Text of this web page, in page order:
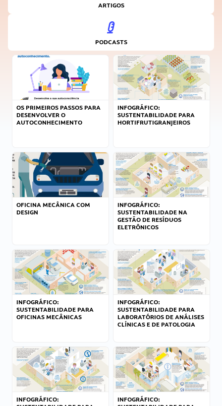
ARTIGOS
PODCASTS
OS PRIMEIROS PASSOS PARA
DESENVOLVER O
AUTOCONHECIMENTO
INFOGRÁFICO:
SUSTENTABILIDADE PARA
HORTIFRUTIGRANJEIROS
OFICINA MECÂNICA COM
DESIGN
INFOGRÁFICO:
SUSTENTABILIDADE NA
GESTÃO DE RESÍDUOS
ELETRÔNICOS
INFOGRÁFICO:
SUSTENTABILIDADE PARA
OFICINAS MECÂNICAS
INFOGRÁFICO:
SUSTENTABILIDADE PARA
LABORATÓRIOS DE ANÁLISES
CLÍNICAS E DE PATOLOGIA
INFOGRÁFICO:
INFOGRÁFICO: